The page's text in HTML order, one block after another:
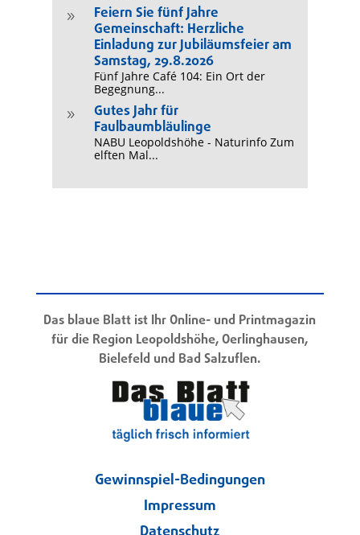
9
Feiern Sie fünf Jahre
Gemeinschaft: Herzliche
Einladung zur Jubiläumsfeier am
Samstag, 29.8.2026
Fünf Jahre Café 104: Ein Ort der
Begegnung...
9
Gutes Jahr für
Faulbaumbläulinge
NABU Leopoldshöhe - Naturinfo Zum
elften Mal...
Das blaue Blatt ist Ihr Online- und Printmagazin
für die Region Leopoldshöhe, Oerlinghausen,
Bielefeld und Bad Salzuflen.
Gewinnspiel-Bedingungen
Impressum